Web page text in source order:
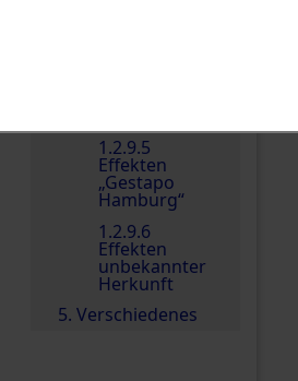
1.2.9.5
Effekten
„Gestapo
Hamburg“
1.2.9.6
Effekten
unbekannter
Herkunft
5. Verschiedenes